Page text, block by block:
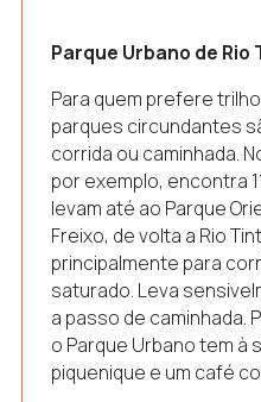
Parque Urbano de Rio
Para quem prefere
parques circundantes
corrida ou caminhada.
por exemplo, encontra
levam até ao Parque
Freixo, de volta a Rio
principalmente para
saturado. Leva
a passo de caminhada.
o Parque Urbano tem à
piquenique e um café